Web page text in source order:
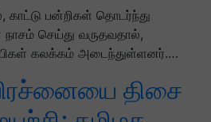
காட்டு பன்றிகள் தொடர்ந்து
நாசம் செய்து வருதவதால்,
கலக்கம் அடைந்துள்ளனர்.…
திசை